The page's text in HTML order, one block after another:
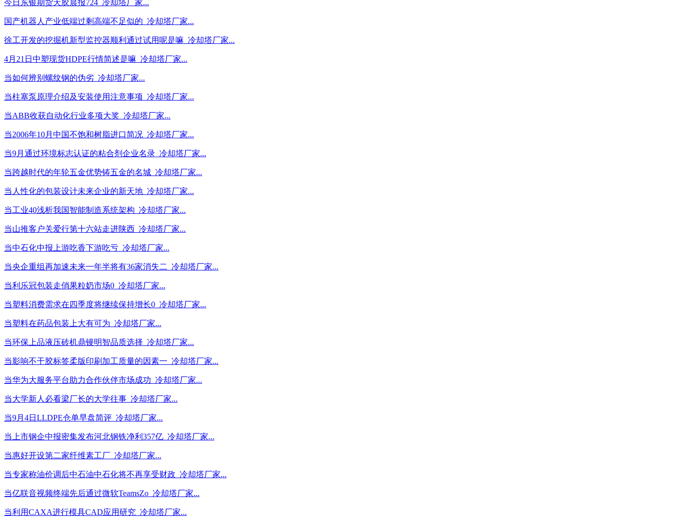
今日东银期货天胶晨报724_冷却塔厂家...
国产机器人产业低端过剩高端不足似的_冷却塔厂家...
徐工开发的挖掘机新型监控器顺利通过试用呢是嘛_冷却塔厂家...
4月21日中塑现货HDPE行情简述是嘛_冷却塔厂家...
当如何辨别螺纹钢的伪劣_冷却塔厂家...
当柱塞泵原理介绍及安装使用注意事项_冷却塔厂家...
当ABB收获自动化行业多项大奖_冷却塔厂家...
当2006年10月中国不饱和树脂进口简况_冷却塔厂家...
当9月通过环境标志认证的粘合剂企业名录_冷却塔厂家...
当跨越时代的年轮五金优势铸五金的名城_冷却塔厂家...
当人性化的包装设计未来企业的新天地_冷却塔厂家...
当工业40浅析我国智能制造系统架构_冷却塔厂家...
当山推客户关爱行第十六站走进陕西_冷却塔厂家...
当中石化中报上游吃香下游吃亏_冷却塔厂家...
当央企重组再加速未来一年半将有36家消失二_冷却塔厂家...
当利乐冠包装走俏果粒奶市场0_冷却塔厂家...
当塑料消费需求在四季度将继续保持增长0_冷却塔厂家...
当塑料在药品包装上大有可为_冷却塔厂家...
当环保上品液压砖机鼎镘明智品质选择_冷却塔厂家...
当影响不干胶标签柔版印刷加工质量的因素一_冷却塔厂家...
当华为大服务平台助力合作伙伴市场成功_冷却塔厂家...
当大学新人必看梁厂长的大学往事_冷却塔厂家...
当9月4日LLDPE仓单早盘简评_冷却塔厂家...
当上市钢企中报密集发布河北钢铁净利357亿_冷却塔厂家...
当惠好开设第二家纤维素工厂_冷却塔厂家...
当专家称油价调后中石油中石化将不再享受财政_冷却塔厂家...
当亿联音视频终端先后通过微软TeamsZo_冷却塔厂家...
当利用CAXA进行模具CAD应用研究_冷却塔厂家...